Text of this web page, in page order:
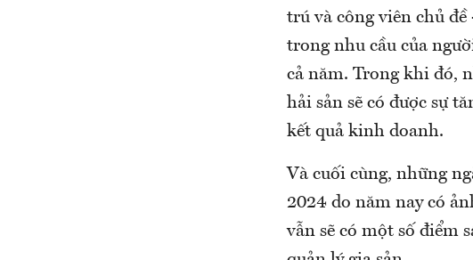
trú và công viên chủ
trong nhu cầu của
cả năm. Trong khi đó,
hải sản sẽ có được sự
kết quả kinh doanh.
Và cuối cùng, những
2024 do năm nay có
vẫn sẽ có một số điểm